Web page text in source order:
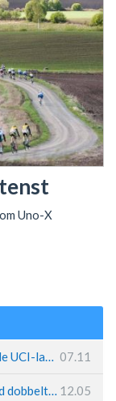
Uno-X
Fremtiden sikret for Norges lengstlevende UCI-lag – Kristoff trer inn i sentral rolle 07.11
Løland triumferte i Hønefoss – Uno-X med dobbeltslag på hjemmebane 12.05